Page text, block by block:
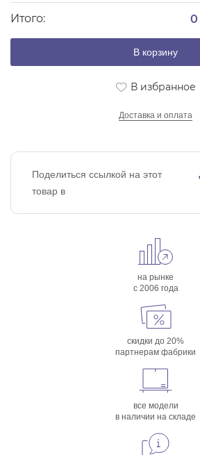
Итого: 0
В корзину
В избранное
Доставка и оплата
Поделиться ссылкой на этот
товар в
на рынке
с 2006 года
скидки до 20%
партнерам фабрики
все модели
в наличии на складе